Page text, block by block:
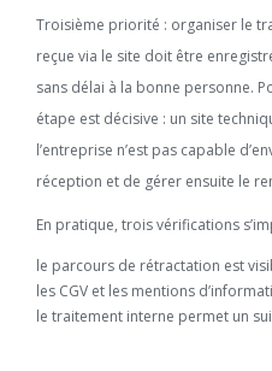
Troisième priorité : organiser le
reçue via le site doit être
sans délai à la bonne personne.
étape est décisive : un site
l’entreprise n’est pas capable
réception et de gérer ensuite le
En pratique, trois vérifications
le parcours de rétractation est
les CGV et les mentions
le traitement interne permet un